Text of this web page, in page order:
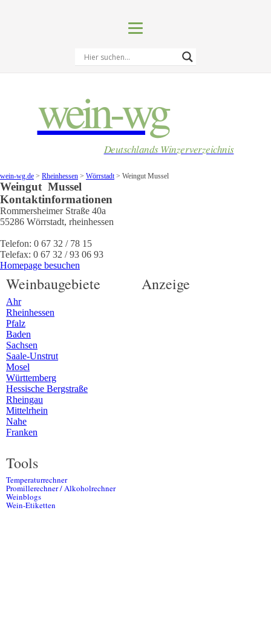
wein-wg
Deutschlands Winzerverzeichnis
wein-wg.de > Rheinhessen > Wörrstadt> Weingut Mussel
Weingut Mussel
Kontaktinformationen
Rommersheimer Straße 40a
55286 Wörrstadt, rheinhessen
Telefon: 0 67 32 / 78 15
Telefax: 0 67 32 / 93 06 93
Homepage besuchen
Weinbaugebiete
Ahr
Rheinhessen
Pfalz
Baden
Sachsen
Saale-Unstrut
Mosel
Württemberg
Hessische Bergstraße
Rheingau
Mittelrhein
Nahe
Franken
Tools
Temperaturrechner
Promillerechner / Alkoholrechner
Weinblogs
Wein-Etiketten
Anzeige